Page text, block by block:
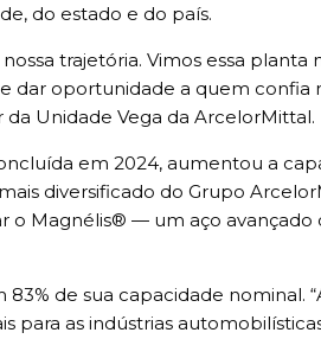
do estado e do país.
trajetória. Vimos essa
dar oportunidade a quem
Unidade Vega da ArcelorMittal.
em 2024, aumentou a
diversificado do Grupo
o Magnélis® — um aço
83% de sua capacidade
para as indústrias